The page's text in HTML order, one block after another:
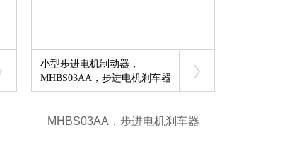
小型步进电机制动器，
MHBS03AA，步进电机刹车器